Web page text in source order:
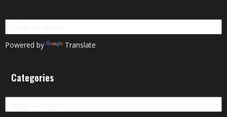
Powered by Translate
Categories
Categories